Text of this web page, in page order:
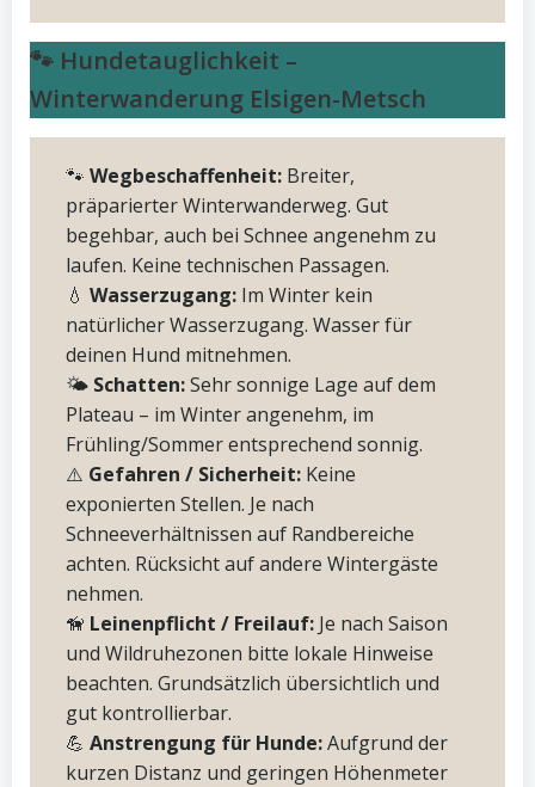
🐾 Hundetauglichkeit –
Winterwanderung Elsigen-Metsch
🐾 Wegbeschaffenheit: Breiter,
präparierter Winterwanderweg. Gut
begehbar, auch bei Schnee angenehm zu
laufen. Keine technischen Passagen.
💧 Wasserzugang: Im Winter kein
natürlicher Wasserzugang. Wasser für
deinen Hund mitnehmen.
🌤 Schatten:Sehr sonnige Lage auf dem
Plateau – im Winter angenehm, im
Frühling/Sommer entsprechend sonnig.
⚠️ Gefahren / Sicherheit: Keine
exponierten Stellen. Je nach
Schneeverhältnissen auf Randbereiche
achten. Rücksicht auf andere Wintergäste
nehmen.
🦮 Leinenpflicht / Freilauf: Je nach Saison
und Wildruhezonen bitte lokale Hinweise
beachten. Grundsätzlich übersichtlich und
gut kontrollierbar.
💪 Anstrengung für Hunde:Aufgrund der
kurzen Distanz und geringen Höhenmeter